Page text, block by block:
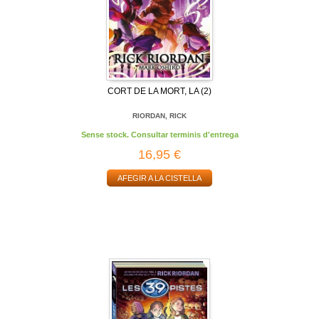
CORT DE LA MORT, LA (2)
RIORDAN, RICK
Sense stock. Consultar terminis d'entrega
16,95 €
AFEGIR A LA CISTELLA